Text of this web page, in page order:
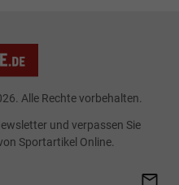
Alle Rechte vorbehalten.
und verpassen Sie
Sportartikel Online.